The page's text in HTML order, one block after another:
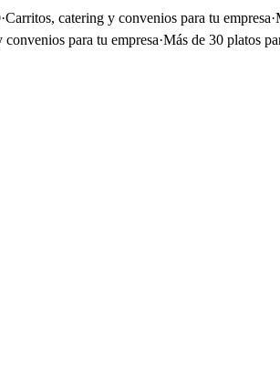
·Carritos, catering y convenios para tu empresa·
para tu empresa·Más de 30 platos